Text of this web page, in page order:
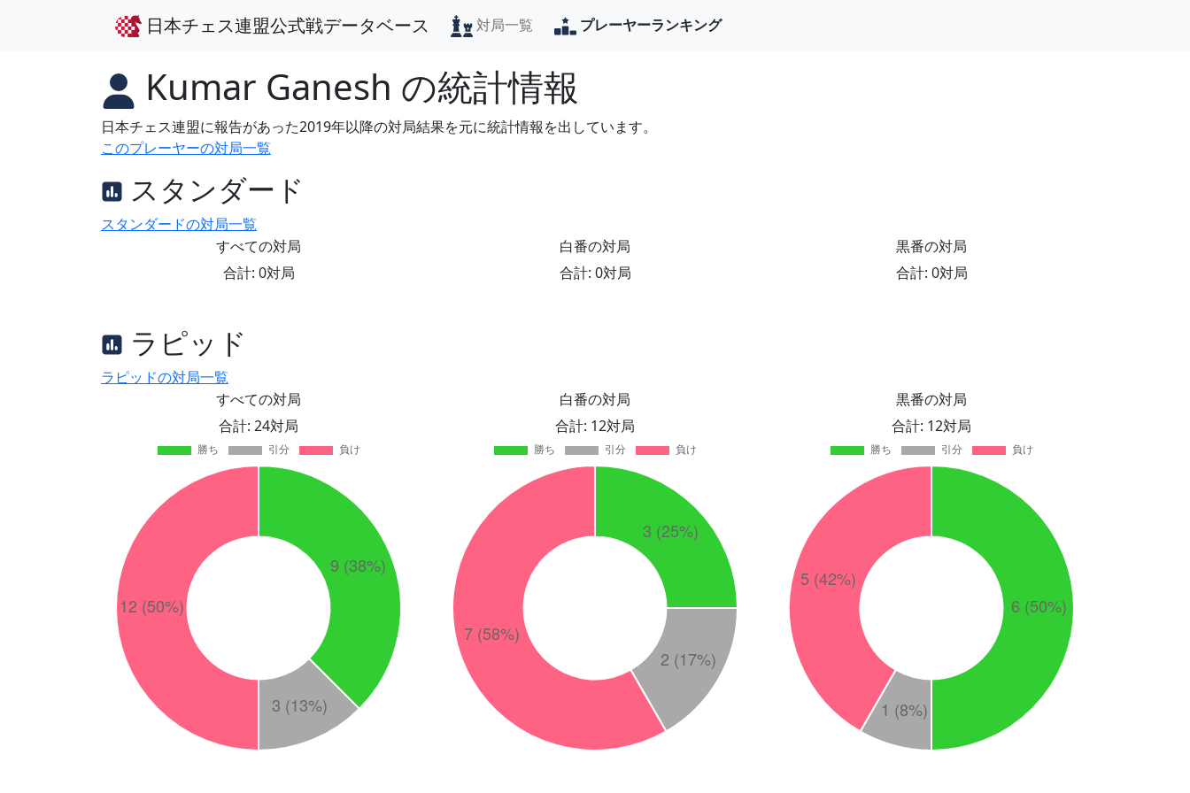
日本チェス連盟公式戦データベース 対局一覧 プレーヤーランキング
Kumar Ganesh の統計情報
日本チェス連盟に報告があった2019年以降の対局結果を元に統計情報を出しています。
このプレーヤーの対局一覧
スタンダード
スタンダードの対局一覧
すべての対局
合計: 0対局
白番の対局
合計: 0対局
黒番の対局
合計: 0対局
ラピッド
ラピッドの対局一覧
すべての対局
合計: 24対局
白番の対局
合計: 12対局
黒番の対局
合計: 12対局